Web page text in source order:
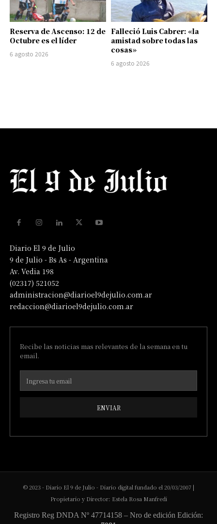
Reserva de Ascenso: 12 de
Octubre es el líder
6 agosto 2026
Falleció Luis Cabrer: «la
amistad sobre todas las
cosas»
6 agosto 2026
Diario El 9 de Julio
9 de Julio - Bs As - Argentina
Av. Vedia 198
(02317) 521052
administracion@diarioel9dejulio.com.ar
redaccion@diarioel9dejulio.com.ar
Recibe las noticias mas relevantes de la semana en tu
email.
ENVIAR
© 2023 - Diario El 9 de Julio - Diario digital fundado el 20/03/2007 |
Propietario y Director: Estela Rosa Manfredi
Registro Reg DNDA Nº 47714158 – Nro de edición Edición: